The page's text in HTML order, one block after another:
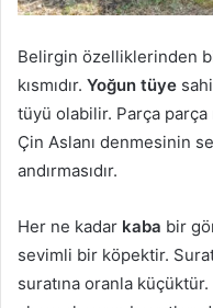
Belirgin özelliklerinden
kısmıdır. Yoğun tüye
tüyü olabilir. Parça
Çin Aslanı denmesinin
andırmasıdır.
Her ne kadar kaba bir
sevimli bir köpektir.
suratına oranla küçüktür.